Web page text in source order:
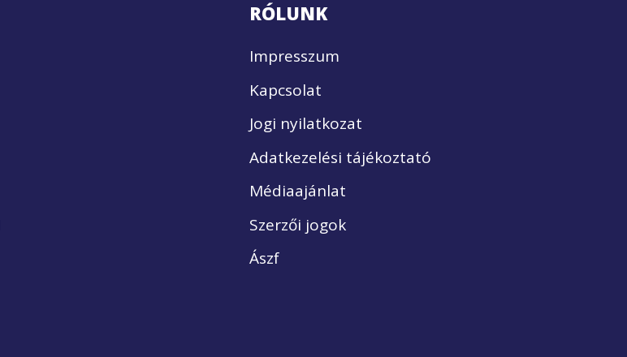
RÓLUNK
Impresszum
Kapcsolat
Jogi nyilatkozat
Adatkezelési tájékoztató
Médiaajánlat
Szerzői jogok
Ászf